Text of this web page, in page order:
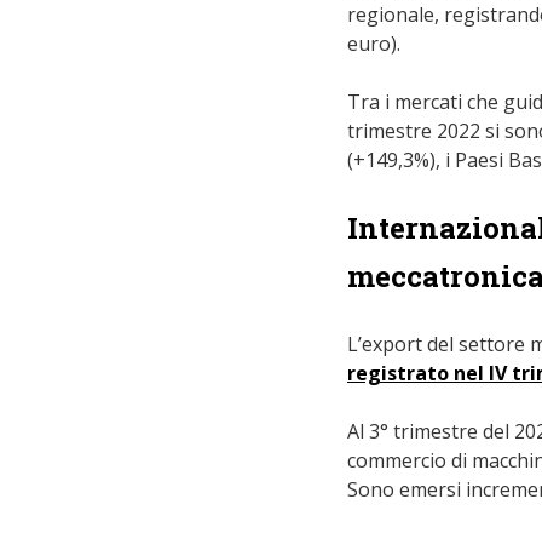
regionale,
euro).
Tra i mercati che
trimestre 2022 si
(+149,3%), i Paesi
meccatronica
L’export del settore
registrato nel IV
Al 3° trimestre del
commercio di
Sono emersi